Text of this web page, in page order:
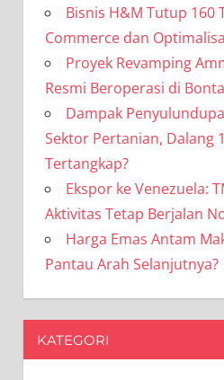
Bisnis H&M Tutup 160
Commerce dan
Proyek Revamping
Resmi Beroperasi di
Dampak
Sektor Pertanian, Dalang
Tertangkap?
Ekspor ke Venezuela:
Aktivitas Tetap Berjalan
Harga Emas Antam
Pantau Arah Selanjutnya?
KATEGORI